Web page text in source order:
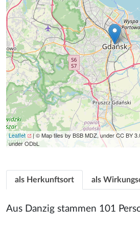
Leaflet
| © Map tiles by BSB MDZ, under CC BY
under ODbL
als Herkunftsort als
Aus Danzig stammen 101